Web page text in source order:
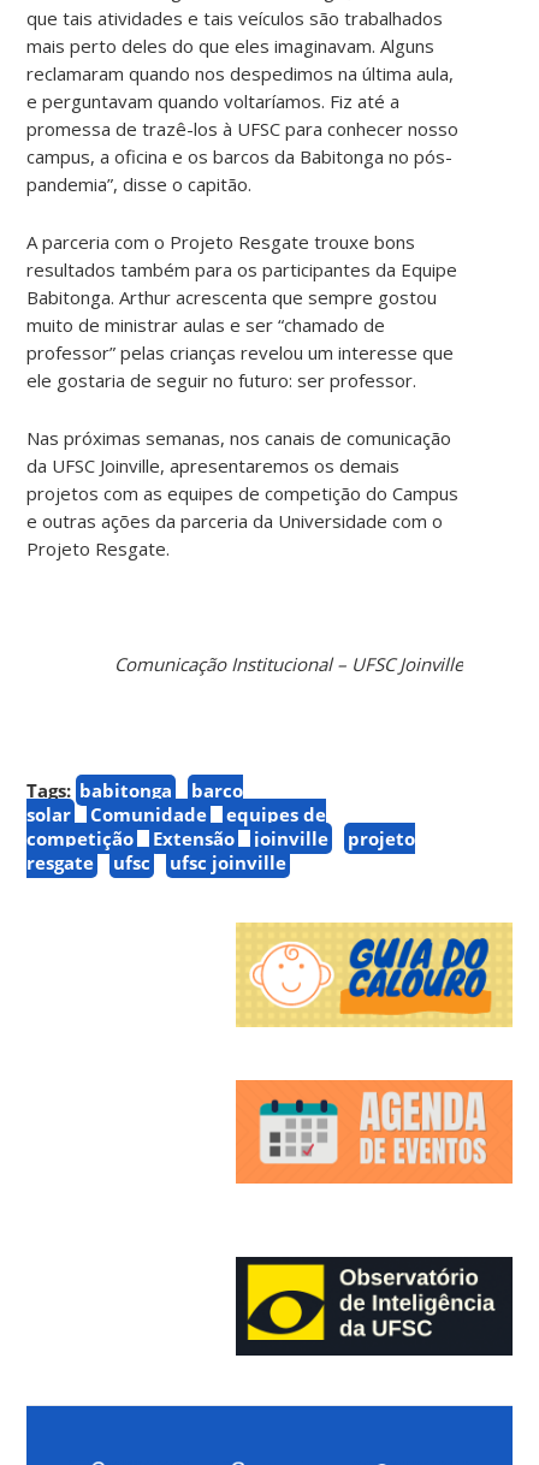
que tais atividades e tais veículos são trabalhados
mais perto deles do que eles imaginavam. Alguns
reclamaram quando nos despedimos na última aula,
e perguntavam quando voltaríamos. Fiz até a
promessa de trazê-los à UFSC para conhecer nosso
campus, a oficina e os barcos da Babitonga no pós-
pandemia”, disse o capitão.
A parceria com o Projeto Resgate trouxe bons
resultados também para os participantes da Equipe
Babitonga. Arthur acrescenta que sempre gostou
muito de ministrar aulas e ser “chamado de
professor” pelas crianças revelou um interesse que
ele gostaria de seguir no futuro: ser professor.
Nas próximas semanas, nos canais de comunicação
da UFSC Joinville, apresentaremos os demais
projetos com as equipes de competição do Campus
e outras ações da parceria da Universidade com o
Projeto Resgate.
Comunicação Institucional – UFSC Joinville
Tags: babitonga
barco
solar
Comunidade
equipes de
competição
Extensão joinville
projeto
resgate
ufsc ufsc joinville